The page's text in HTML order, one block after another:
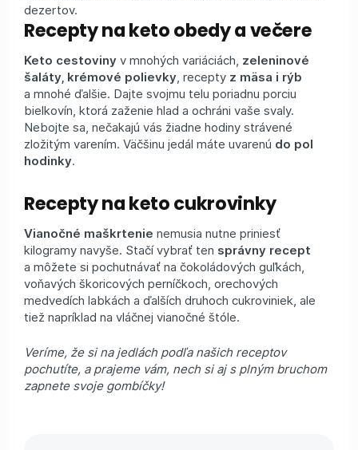
dezertov.
Recepty na keto obedy a večere
Keto cestoviny v mnohých variáciách, zeleninové
šaláty, krémové polievky , recepty z mäsa i rýb
a mnohé ďalšie. Dajte svojmu telu poriadnu porciu
bielkovín, ktorá zaženie hlad a ochráni vaše svaly.
Nebojte sa, nečakajú vás žiadne hodiny strávené
zložitým varením. Väčšinu jedál máte uvarenú do pol
hodinky.
Recepty na keto cukrovinky
Vianočné maškrtenie nemusia nutne priniesť
kilogramy navyše. Stačí vybrať ten správny recept
a môžete si pochutnávať na čokoládových guľkách,
voňavých škoricových perníčkoch, orechových
medvedích labkách a ďalších druhoch cukroviniek, ale
tiež napríklad na vláčnej vianočné štóle.
Veríme, že si na jedlách podľa našich receptov
pochutíte, a prajeme vám, nech si aj s plným bruchom
zapnete svoje gombíčky!